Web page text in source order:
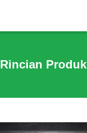
Rincian Produk